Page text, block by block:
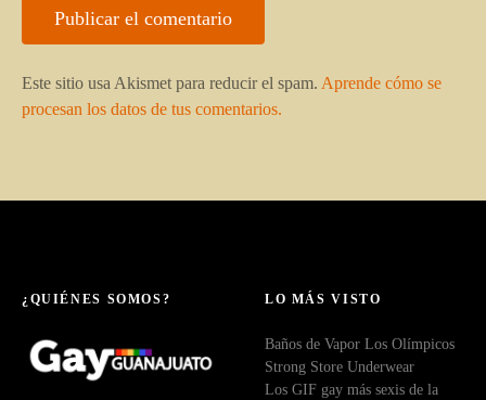
Este sitio usa Akismet para reducir el spam. Aprende cómo se
procesan los datos de tus comentarios.
¿QUIÉNES SOMOS? LO MÁS VISTO
Baños de Vapor Los Olímpicos
Strong Store Underwear
Los GIF gay más sexis de la